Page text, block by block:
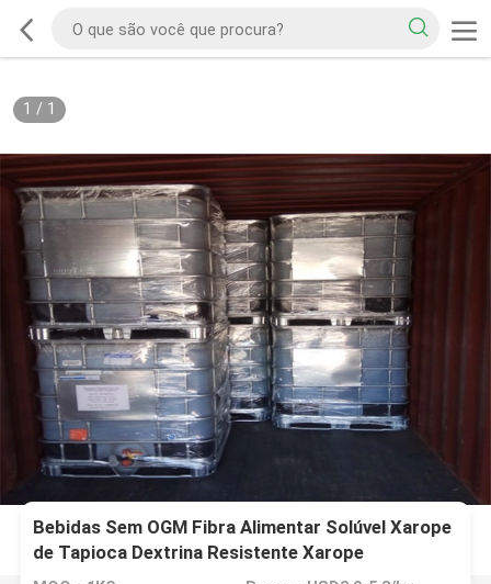
1 / 1
Bebidas Sem OGM Fibra Alimentar Solúvel Xarope
de Tapioca Dextrina Resistente Xarope